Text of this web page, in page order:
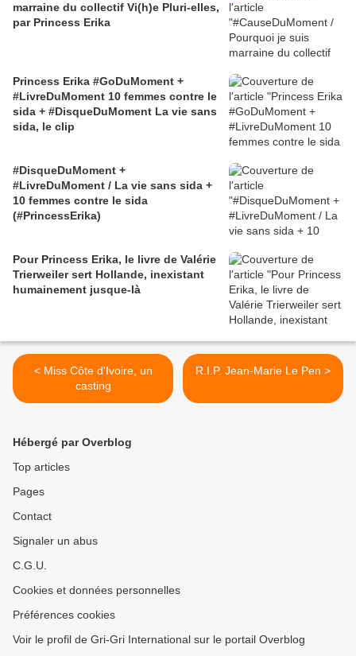
marraine du collectif Vi(h)e Pluri-elles,
par Princess Erika
Princess Erika #GoDuMoment +
#LivreDuMoment 10 femmes contre le
sida + #DisqueDuMoment La vie sans
sida, le clip
#DisqueDuMoment +
#LivreDuMoment / La vie sans sida +
10 femmes contre le sida
(#PrincessErika)
Pour Princess Erika, le livre de Valérie
Trierweiler sert Hollande, inexistant
humainement jusque-là
< Miss Côte d'Ivoire, un
casting
R.I.P. Jean-Marie Le Pen >
Hébergé par Overblog
Top articles
Pages
Contact
Signaler un abus
C.G.U.
Cookies et données personnelles
Préférences cookies
Voir le profil de Gri-Gri International sur le portail Overblog